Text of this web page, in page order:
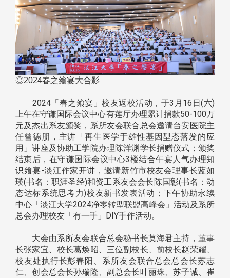
◎2024春之飨宴大合影
2024「春之飨宴」校友返校活动，于3月16日(六)
上午在守谦国际会议中心有莲厅办理累计捐款50-100万
元及杰出系友颁奖，系所友会联合总会邀请台安医院主
任曾德朋，主讲「再生医学于雄性基因型态落发的应
用」讲座及协助工学院办理陈洋渊学长捐赠仪式；颁奖
结束后，在守谦国际会议中心3楼结合午宴人气办理知
识飨宴-淡江作家开讲，邀请新竹市校友会理事长蓝如
瑛(书名：职涯圣经)和资工系友会会长陈国彰(书名：动
态达标系统思考力)校友新书发表活动；下午协助永续
中心「淡江大学2024净零转型联盟高峰会」活动及系所
总会办理校友「有一手」DIY手作活动。
大会由系所友会联合总会秘书长莫海君主持，董事
长张家宜、校长葛焕昭、三位副校长、前校长赵荣耀、
校友处执行长彭春阳、系所友会联合总会总会长苏志
仁、创会总会长孙瑞隆、副总会长叶丽珠、苏子诚、崔